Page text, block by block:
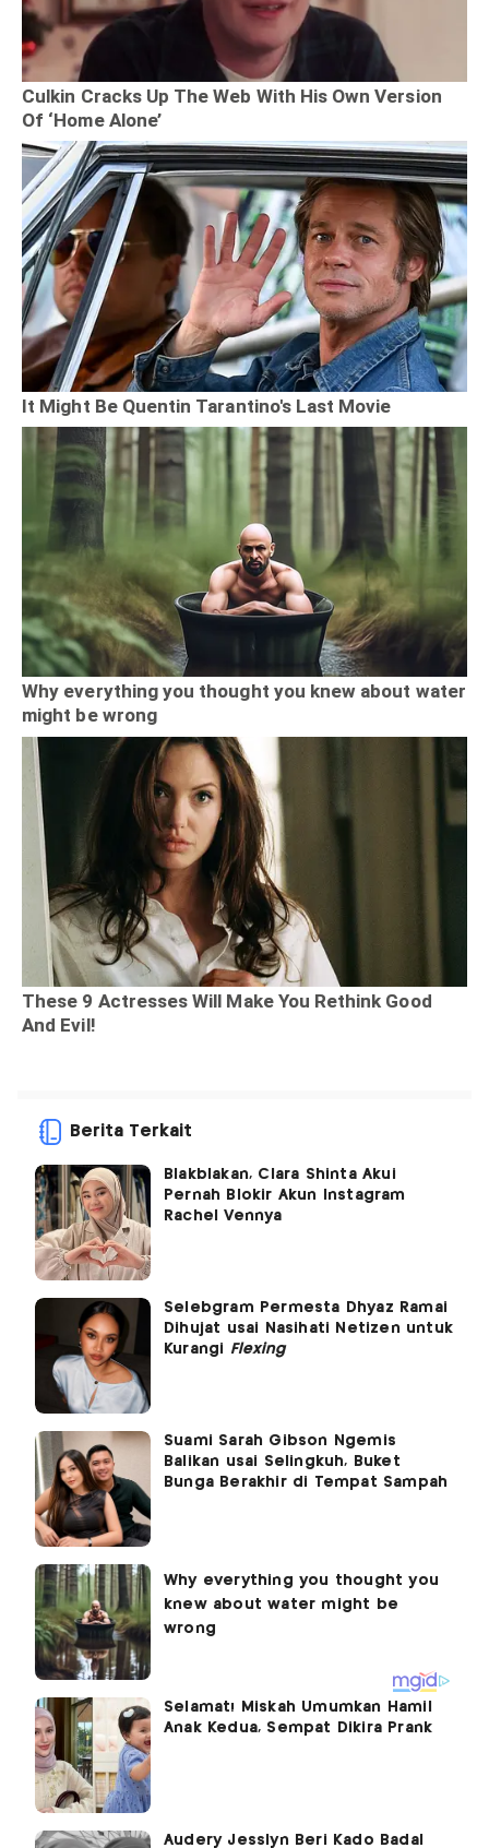
Berita Terkait
Blakblakan, Clara Shinta Akui
Pernah Blokir Akun Instagram
Rachel Vennya
Selebgram Permesta Dhyaz Ramai
Dihujat usai Nasihati Netizen untuk
Kurangi Flexing
Suami Sarah Gibson Ngemis
Balikan usai Selingkuh, Buket
Bunga Berakhir di Tempat Sampah
Selamat! Miskah Umumkan Hamil
Anak Kedua, Sempat Dikira Prank
Audery Jesslyn Beri Kado Badal